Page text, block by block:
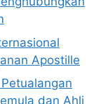
Apostille
dan Ahli